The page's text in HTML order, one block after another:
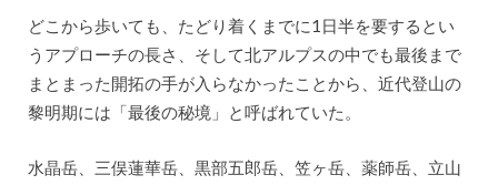
どこから歩いても、たどり着くまでに1日半を要するとい
うアプローチの長さ、そして北アルプスの中でも最後まで
まとまった開拓の手が入らなかったことから、近代登山の
黎明期には「最後の秘境」と呼ばれていた。
水晶岳、三俣蓮華岳、黒部五郎岳、笠ヶ岳、薬師岳、立山